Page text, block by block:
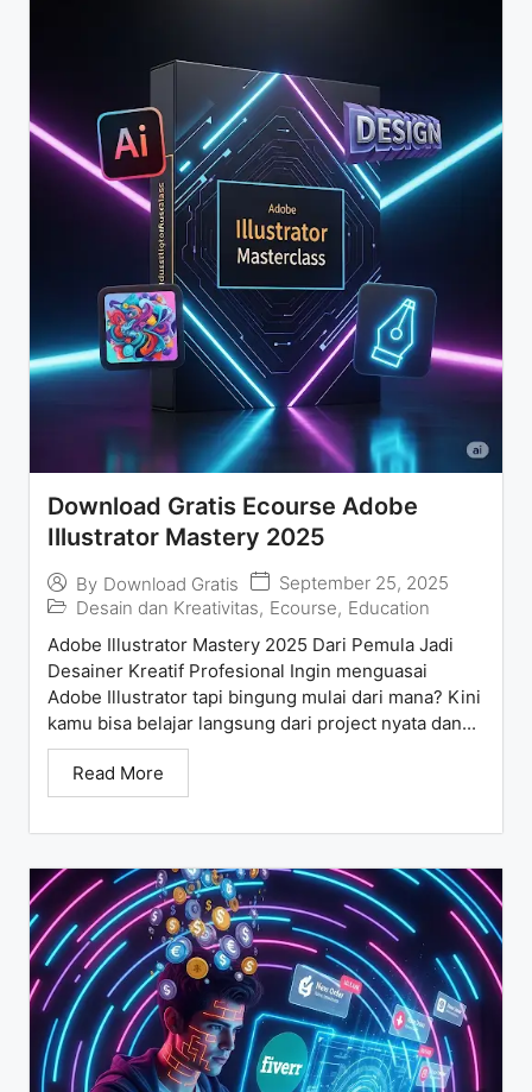
Download Gratis Ecourse Adobe
Illustrator Mastery 2025
By Download Gratis
September 25, 2025
Desain dan Kreativitas, Ecourse, Education
Adobe Illustrator Mastery 2025 Dari Pemula Jadi
Desainer Kreatif Profesional Ingin menguasai
Adobe Illustrator tapi bingung mulai dari mana? Kini
kamu bisa belajar langsung dari project nyata dan...
Read More